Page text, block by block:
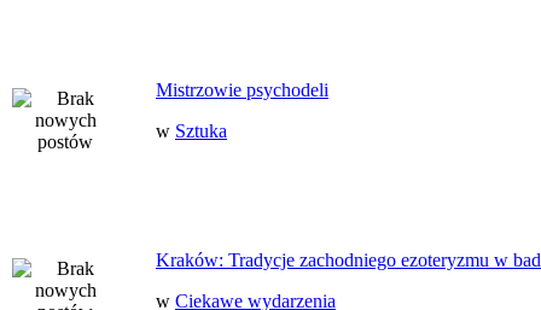
Mistrzowie psychodeli
w Sztuka
Kraków: Tradycje zachodniego ezoteryzmu w
w Ciekawe wydarzenia